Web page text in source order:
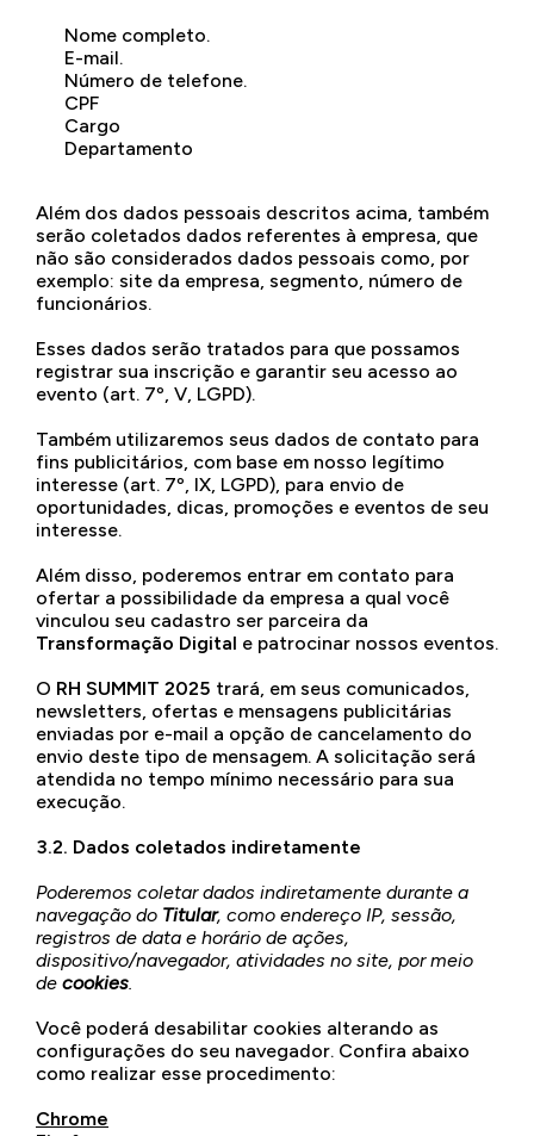
Nome completo.
E-mail.
Número de telefone.
CPF
Cargo
Departamento
Além dos dados pessoais descritos acima, também
serão coletados dados referentes à empresa, que
não são considerados dados pessoais como, por
exemplo: site da empresa, segmento, número de
funcionários.
Esses dados serão tratados para que possamos
registrar sua inscrição e garantir seu acesso ao
evento (art. 7º, V, LGPD).
Também utilizaremos seus dados de contato para
fins publicitários, com base em nosso legítimo
interesse (art. 7º, IX, LGPD), para envio de
oportunidades, dicas, promoções e eventos de seu
interesse.
Além disso, poderemos entrar em contato para
ofertar a possibilidade da empresa a qual você
vinculou seu cadastro ser parceira da
Transformação Digital e patrocinar nossos eventos.
O RH SUMMIT 2025 trará, em seus comunicados,
newsletters, ofertas e mensagens publicitárias
enviadas por e-mail a opção de cancelamento do
envio deste tipo de mensagem. A solicitação será
atendida no tempo mínimo necessário para sua
execução.
3.2. Dados coletados indiretamente
Poderemos coletar dados indiretamente durante a
navegação do Titular, como endereço IP, sessão,
registros de data e horário de ações,
dispositivo/navegador, atividades no site, por meio
de cookies.
Você poderá desabilitar cookies alterando as
configurações do seu navegador. Confira abaixo
como realizar esse procedimento:
Chrome